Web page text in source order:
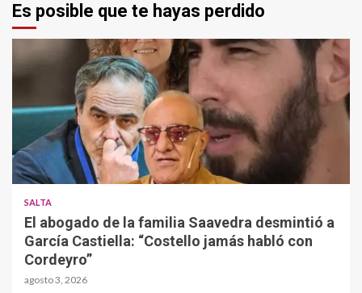
Es posible que te hayas perdido
SALTA
El abogado de la familia Saavedra desmintió a
García Castiella: “Costello jamás habló con
Cordeyro”
agosto 3, 2026